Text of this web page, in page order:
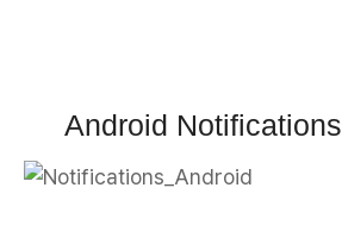
Android Notifications